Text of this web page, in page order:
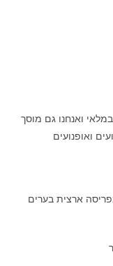
ואנחנו גם מוסך
ואופנועים
ארצית בערים